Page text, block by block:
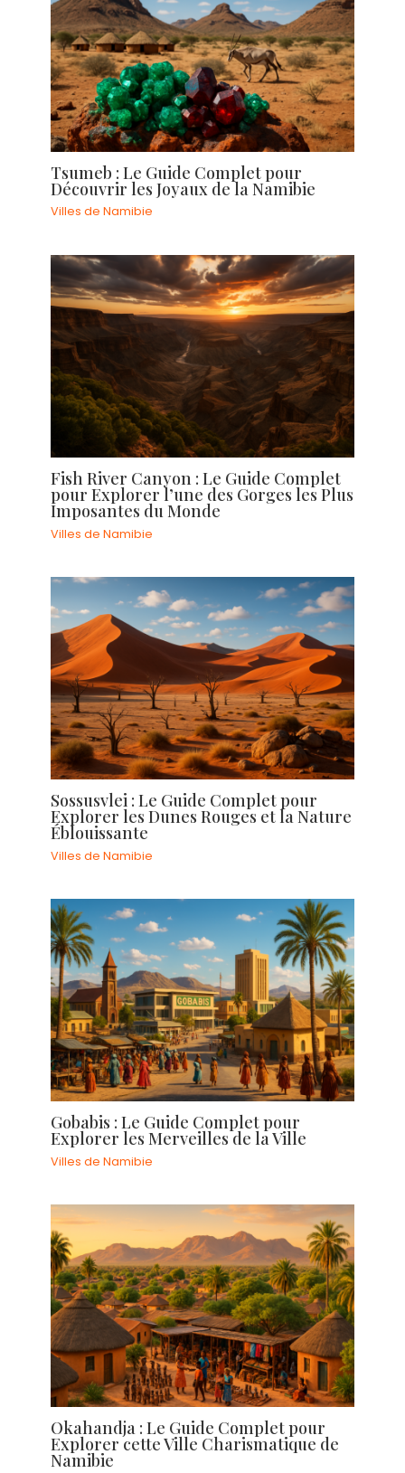
Tsumeb : Le Guide Complet pour
Découvrir les Joyaux de la Namibie
Villes de Namibie
Fish River Canyon : Le Guide Complet
pour Explorer l’une des Gorges les Plus
Imposantes du Monde
Villes de Namibie
Sossusvlei : Le Guide Complet pour
Explorer les Dunes Rouges et la Nature
Éblouissante
Villes de Namibie
Gobabis : Le Guide Complet pour
Explorer les Merveilles de la Ville
Villes de Namibie
Okahandja : Le Guide Complet pour
Explorer cette Ville Charismatique de
Namibie